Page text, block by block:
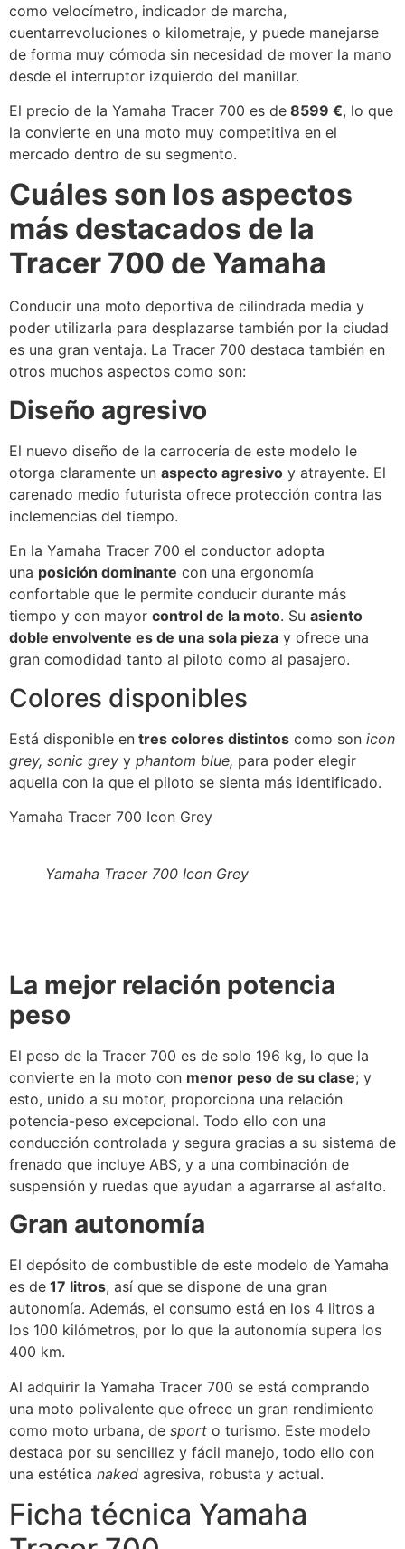
como velocímetro, indicador de marcha,
cuentarrevoluciones o kilometraje, y puede manejarse
de forma muy cómoda sin necesidad de mover la mano
desde el interruptor izquierdo del manillar.
El precio de la Yamaha Tracer 700 es de 8599 €, lo que
la convierte en una moto muy competitiva en el
mercado dentro de su segmento.
Cuáles son los aspectos
más destacados de la
Tracer 700 de Yamaha
Conducir una moto deportiva de cilindrada media y
poder utilizarla para desplazarse también por la ciudad
es una gran ventaja. La Tracer 700 destaca también en
otros muchos aspectos como son:
Diseño agresivo
El nuevo diseño de la carrocería de este modelo le
otorga claramente un aspecto agresivo y atrayente. El
carenado medio futurista ofrece protección contra las
inclemencias del tiempo.
En la Yamaha Tracer 700 el conductor adopta
una posición dominante con una ergonomía
confortable que le permite conducir durante más
tiempo y con mayor control de la moto. Su asiento
doble envolvente es de una sola pieza y ofrece una
gran comodidad tanto al piloto como al pasajero.
Colores disponibles
Está disponible en tres colores distintos como son icon
grey, sonic grey y phantom blue, para poder elegir
aquella con la que el piloto se sienta más identificado.
Yamaha Tracer 700 Icon Grey
Yamaha Tracer 700 Icon Grey
La mejor relación potencia
peso
El peso de la Tracer 700 es de solo 196 kg, lo que la
convierte en la moto con menor peso de su clase; y
esto, unido a su motor, proporciona una relación
potencia-peso excepcional. Todo ello con una
conducción controlada y segura gracias a su sistema de
frenado que incluye ABS, y a una combinación de
suspensión y ruedas que ayudan a agarrarse al asfalto.
Gran autonomía
El depósito de combustible de este modelo de Yamaha
es de 17 litros, así que se dispone de una gran
autonomía. Además, el consumo está en los 4 litros a
los 100 kilómetros, por lo que la autonomía supera los
400 km.
Al adquirir la Yamaha Tracer 700 se está comprando
una moto polivalente que ofrece un gran rendimiento
como moto urbana, de sport o turismo. Este modelo
destaca por su sencillez y fácil manejo, todo ello con
una estética naked agresiva, robusta y actual.
Ficha técnica Yamaha